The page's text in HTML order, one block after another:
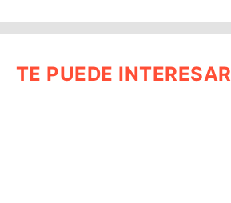
TE PUEDE INTERESAR